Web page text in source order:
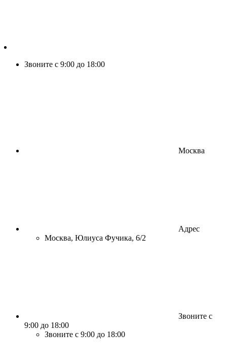
Звоните с 9:00 до 18:00
Москва
Адрес
Москва, Юлиуса Фучика, 6/2
Звоните с
9:00 до 18:00
Звоните с 9:00 до 18:00